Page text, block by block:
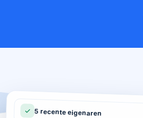
5 recente eigenaren